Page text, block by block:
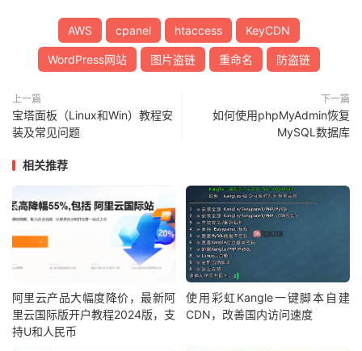
AWS cpanel htaccess KeyCDN
WordPress网站 图片盗链 重命名 防盗链
上一篇
宝塔面板（Linux和Win）教程安
装及常见问题
下一篇
如何使用phpMyAdmin恢复
MySQL数据库
相关推荐
阿里云产品大幅度降价，最新阿
里云国际版开户教程2024版，支
持U和人民币
使用彩虹Kangle一键脚本自建
CDN，改善国内访问速度